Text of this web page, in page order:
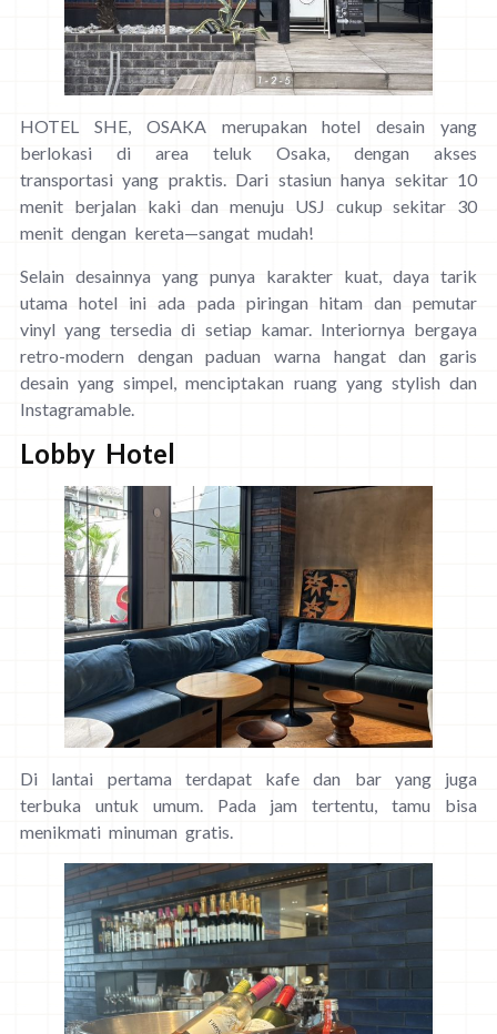
HOTEL SHE, OSAKA merupakan hotel desain yang
berlokasi di area teluk Osaka, dengan akses
transportasi yang praktis. Dari stasiun hanya sekitar 10
menit berjalan kaki dan menuju USJ cukup sekitar 30
menit dengan kereta—sangat mudah!
Selain desainnya yang punya karakter kuat, daya tarik
utama hotel ini ada pada piringan hitam dan pemutar
vinyl yang tersedia di setiap kamar. Interiornya bergaya
retro-modern dengan paduan warna hangat dan garis
desain yang simpel, menciptakan ruang yang stylish dan
Instagramable.
Lobby Hotel
Di lantai pertama terdapat kafe dan bar yang juga
terbuka untuk umum. Pada jam tertentu, tamu bisa
menikmati minuman gratis.